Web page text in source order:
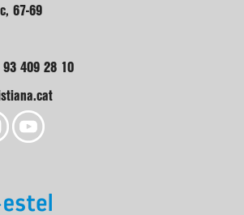
67-69
409 28 10